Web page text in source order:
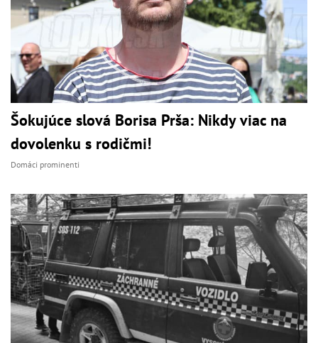
Šokujúce slová Borisa Prša: Nikdy viac na
dovolenku s rodičmi!
Domáci prominenti